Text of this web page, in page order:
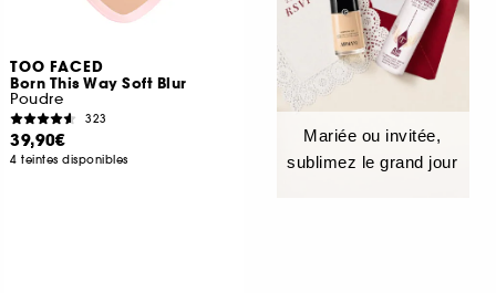
TOO FACED
Born This Way Soft Blur
Poudre
323
39,90€
4 teintes disponibles
Mariée ou invitée,
sublimez le grand jour